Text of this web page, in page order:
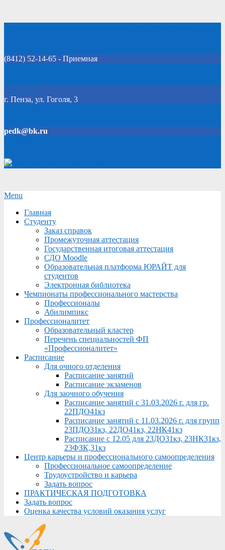
(8412) 52-14-65 - Приемная
Click Here
г. Пенза, ул. Гоголя, 3
pedk@bk.ru
Secondary
Menu
Menu
Главная
Студенту
Заказ справок
Промежуточная аттестация
Государственная итоговая аттестация
СДО Moodle
Образовательная платформа ЮРАЙТ для
студентов
Электронная библиотека
Чемпионаты профессионального мастерства
Профессионалы
Абилимпикс
Профессионалитет
Образовательный кластер
Перечень специальностей ФП
«Профессионалитет»
Расписание
Для очного отделения
Расписание занятий
Расписание экзаменов
Для заочного обучения
Расписание занятий с 31.03.2026 г. для гр.
22ПДО41кз
Расписание занятий с 11.03.2026 г. для групп
23ПДО31кз, 22ДО41кз, 22НК41кз
Расписание с 12.05 для 23ДО31кз, 23НК31кз,
23ФЗК,31кз
Центр карьеры и профессионального самоопределения
Профессиональное самоопределение
Трудоустройство и карьера
Задать вопрос
ПРАКТИЧЕСКАЯ ПОДГОТОВКА
Задать вопрос
Оценка качества условий оказания услуг